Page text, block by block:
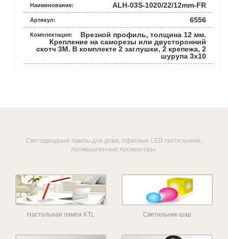
Наименование: ALH-03S-1020/22/12mm-FR
Артикул: 6556
Комплектация:
Врезной профиль, толщина 12 мм.
Крепление на саморезы или двусторонний
скотч 3М. В комплекте 2 заглушки, 2 крепежа, 2
шурупа 3х10
Светодиодные лампы для дома, офисные LED светильники,
промышленные прожекторы.
Настольная лампа KTL Светильник-шар